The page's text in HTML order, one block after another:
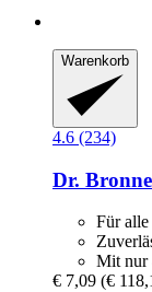
Warenkorb
4.6 (234)
Dr.
Für
Mit nur
€ 7,09 (€